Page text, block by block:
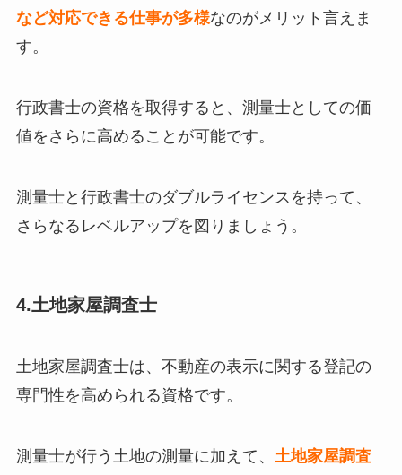
など対応できる仕事が多様なのがメリット言えま
す。
行政書士の資格を取得すると、測量士としての価
値をさらに高めることが可能です。
測量士と行政書士のダブルライセンスを持って、
さらなるレベルアップを図りましょう。
4.土地家屋調査士
土地家屋調査士は、不動産の表示に関する登記の
専門性を高められる資格です。
測量士が行う土地の測量に加えて、 土地家屋調査